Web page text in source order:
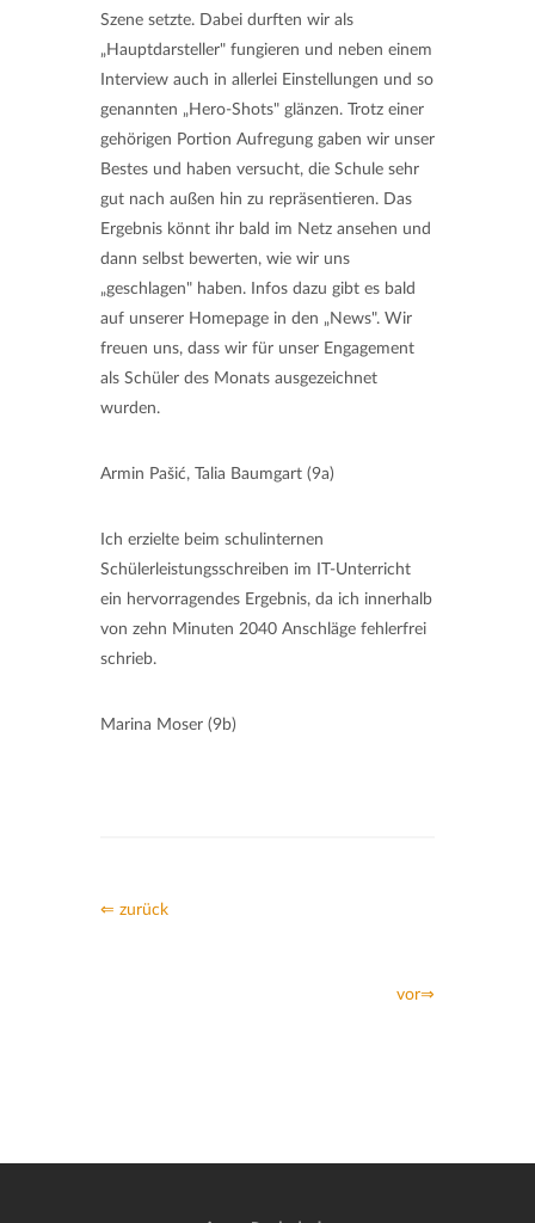
Szene setzte. Dabei durften wir als
„Hauptdarsteller" fungieren und neben einem
Interview auch in allerlei Einstellungen und so
genannten „Hero-Shots" glänzen. Trotz einer
gehörigen Portion Aufregung gaben wir unser
Bestes und haben versucht, die Schule sehr
gut nach außen hin zu repräsentieren. Das
Ergebnis könnt ihr bald im Netz ansehen und
dann selbst bewerten, wie wir uns
„geschlagen" haben. Infos dazu gibt es bald
auf unserer Homepage in den „News". Wir
freuen uns, dass wir für unser Engagement
als Schüler des Monats ausgezeichnet
wurden.
Armin Pašić, Talia Baumgart (9a)
Ich erzielte beim schulinternen
Schülerleistungsschreiben im IT-Unterricht
ein hervorragendes Ergebnis, da ich innerhalb
von zehn Minuten 2040 Anschläge fehlerfrei
schrieb.
Marina Moser (9b)
⇐ zurück
vor⇒